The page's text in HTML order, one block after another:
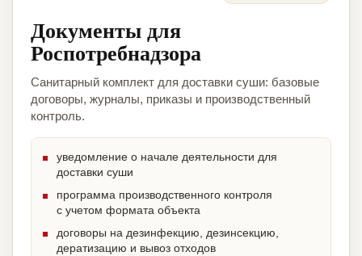
Документы для
Роспотребнадзора
Санитарный комплект для доставки суши: базовые
договоры, журналы, приказы и производственный
контроль.
уведомление о начале деятельности для
доставки суши
программа производственного контроля
с учетом формата объекта
договоры на дезинфекцию, дезинсекцию,
дератизацию и вывоз отходов